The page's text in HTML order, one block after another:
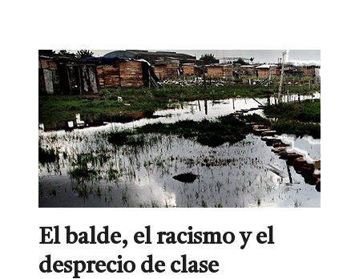
El balde, el racismo y el
desprecio de clase